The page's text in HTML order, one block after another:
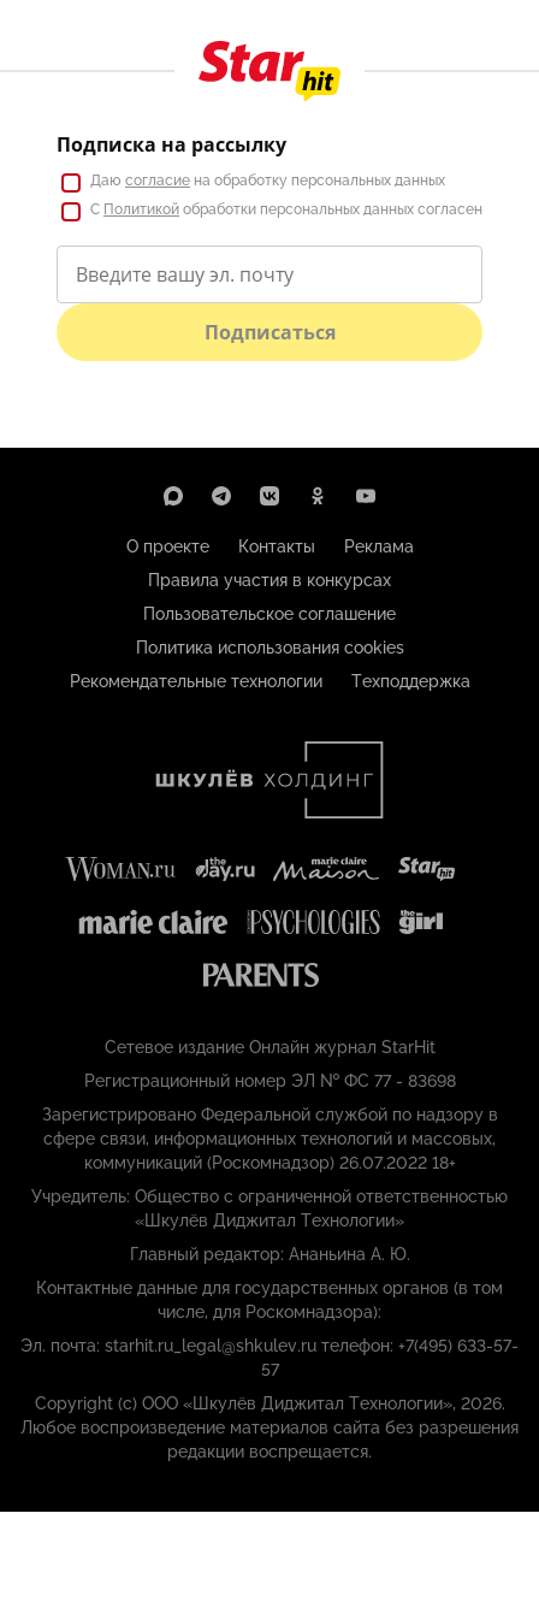
Подписка на рассылку
Даю согласие на обработку персональных данных
С Политикой обработки персональных данных согласен
Подписаться
О проекте Контакты
Реклама
Правила участия в конкурсах
Пользовательское соглашение
Политика использования cookies
Рекомендательные технологии
Техподдержка
Сетевое издание Онлайн журнал StarHit
Регистрационный номер ЭЛ № ФС 77 - 83698
Зарегистрировано Федеральной службой по надзору в
сфере связи, информационных технологий и массовых,
коммуникаций (Роскомнадзор) 26.07.2022 18+
Учредитель: Общество с ограниченной ответственностью
«Шкулёв Диджитал Технологии»
Главный редактор: Ананьина А. Ю.
Контактные данные для государственных органов (в том
числе, для Роскомнадзора):
Эл. почта: starhit.ru_legal@shkulev.ru телефон: +7(495) 633-57-
57
Copyright (с) ООО «Шкулёв Диджитал Технологии», 2026.
Любое воспроизведение материалов сайта без разрешения
редакции воспрещается.